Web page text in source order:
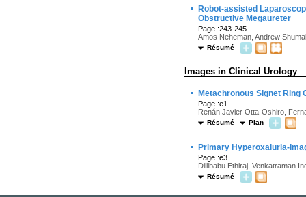
·
Robot-assisted
Obstructive Megaureter
Page :243-245
Amos Neheman, Andrew
Résumé
Images in Clinical Urology
· Metachronous Signet Ring
Page :e1
Renán Javier Otta-Oshiro,
Résumé Plan
· Primary Hyperoxaluria-
Page :e3
Dillibabu Ethiraj, Venkatraman
Résumé